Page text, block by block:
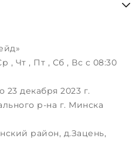
, Чт , Пт , Сб , Вс c 08:30
декабря 2023 г.
р-на г. Минска
район, д.Зацень,